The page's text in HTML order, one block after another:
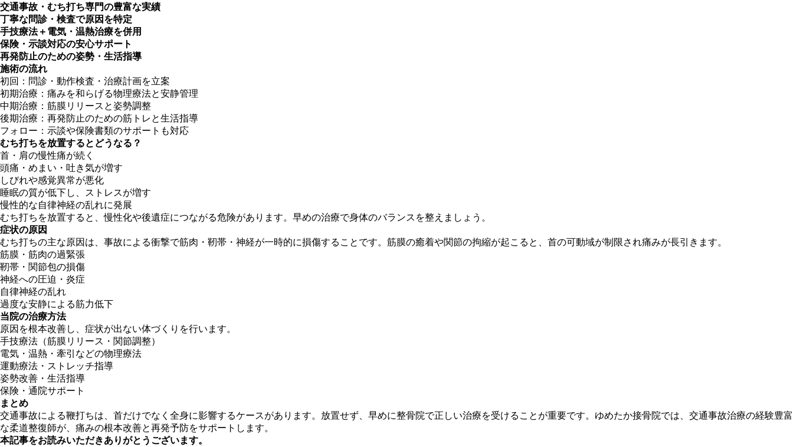
交通事故・むち打ち専門の豊富な実績
丁寧な問診・検査で原因を特定
手技療法＋電気・温熱治療を併用
保険・示談対応の安心サポート
再発防止のための姿勢・生活指導
施術の流れ
初回：問診・動作検査・治療計画を立案
初期治療：痛みを和らげる物理療法と安静管理
中期治療：筋膜リリースと姿勢調整
後期治療：再発防止のための筋トレと生活指導
フォロー：示談や保険書類のサポートも対応
むち打ちを放置するとどうなる？
首・肩の慢性痛が続く
頭痛・めまい・吐き気が増す
しびれや感覚異常が悪化
睡眠の質が低下し、ストレスが増す
慢性的な自律神経の乱れに発展
むち打ちを放置すると、慢性化や後遺症につながる危険があります。早めの治療で身体のバランスを整えましょう。
症状の原因
むち打ちの主な原因は、事故による衝撃で筋肉・靭帯・神経が一時的に損傷することです。筋膜の癒着や関節の拘縮が起こると、首の可動域が制限され痛みが長引きます。
筋膜・筋肉の過緊張
靭帯・関節包の損傷
神経への圧迫・炎症
自律神経の乱れ
過度な安静による筋力低下
当院の治療方法
原因を根本改善し、症状が出ない体づくりを行います。
手技療法（筋膜リリース・関節調整）
電気・温熱・牽引などの物理療法
運動療法・ストレッチ指導
姿勢改善・生活指導
保険・通院サポート
まとめ
交通事故による鞭打ちは、首だけでなく全身に影響するケースがあります。放置せず、早めに整骨院で正しい治療を受けることが重要です。ゆめたか接骨院では、交通事故治療の経験豊富
な柔道整復師が、痛みの根本改善と再発予防をサポートします。
本記事をお読みいただきありがとうございます。